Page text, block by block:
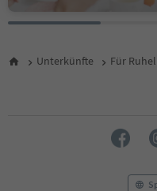
Unterkünfte Für